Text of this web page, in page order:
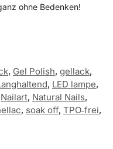
ohne Bedenken!
, Gel Polish, gellack,
, LED lampe,
Nailart, Natural Nails,
, soak off, TPO‑frei,